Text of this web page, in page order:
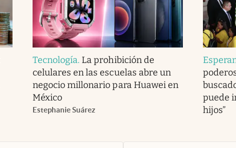
Tecnología. La prohibición de
celulares en las escuelas abre un
negocio millonario para Huawei en
México
Estephanie Suárez
puede
hijos”